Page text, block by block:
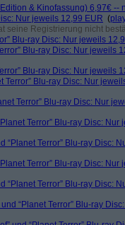
& Kinofassung) 6,97€ --
Nur jeweils 12,99 EUR (
seine Registrierung nicht
Blu-ray Disc: Nur jeweils
Blu-ray Disc: Nur jeweils
Blu-ray Disc: Nur jeweils
Terror” Blu-ray Disc: Nur
Terror” Blu-ray Disc: Nur
Terror” Blu-ray Disc:
“Planet Terror” Blu-ray Disc:
Terror” Blu-ray Disc:
“Planet Terror” Blu-ray Disc:
und “Planet Terror” Blu-ray